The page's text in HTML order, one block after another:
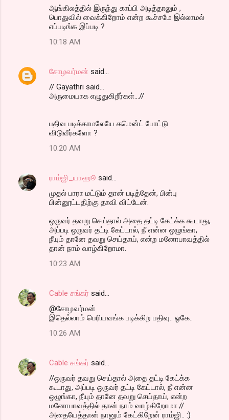
ஆங்கிலத்தில் இருந்து காப்பி அடித்தாலும் ,
பொதுவில் வைக்கிறோம் என்ற கூச்சமே இல்லாமல்
எப்படிங்க இப்படி ?
10:18 AM
சோழவர்மன் said…
// Gayathri said...
அருமையாக எழுதுகிறீர்கள்...//
பதிவ படிக்காமலேயே கமென்ட் போட்டு
விடுவீர்களோ ?
10:20 AM
ராம்ஜி_யாஹூ said…
முதல் பாரா மட்டும் தான் படித்தேன், பின்பு
பின்னூட்டதிற்கு தாவி விட்டேன்.
ஒருவர் தவறு செய்தால் அதை தட்டி கேட்க்க கூடாது,
அப்படி ஒருவர் தட்டி கேட்டால், நீ என்ன ஒழுங்கா,
நீயும் தானே தவறு செய்தாய், என்ற மனோபாவத்தில்
தான் நாம் வாழ்கிறோமா.
10:23 AM
Cable சங்கர் said…
@சோழவர்மன்
இதெல்லாம் பெரியவங்க படிக்கிற பதிவு.. ஓகே..
10:26 AM
Cable சங்கர் said…
//ஒருவர் தவறு செய்தால் அதை தட்டி கேட்க்க
கூடாது, அப்படி ஒருவர் தட்டி கேட்டால், நீ என்ன
ஒழுங்கா, நீயும் தானே தவறு செய்தாய், என்ற
மனோபாவத்தில் தான் நாம் வாழ்கிறோமா.//
அதையேத்தான் நானும் கேட்கிறேன் ராம்ஜி.. :)